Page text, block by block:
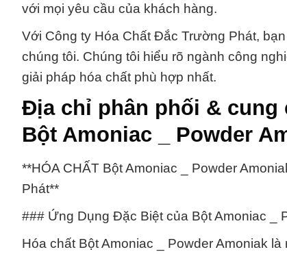
với mọi yêu cầu của khách hàng.
Với Công ty Hóa Chất Đắc Trường Phát,
chúng tôi. Chúng tôi hiểu rõ ngành công
giải pháp hóa chất phù hợp nhất.
Địa chỉ phân phối & cung
Bột Amoniac _ Powder
**HÓA CHẤT Bột Amoniac _ Powder
Phát**
### Ứng Dụng Đặc Biệt của Bột Amoniac _
Hóa chất Bột Amoniac _ Powder Amoniak